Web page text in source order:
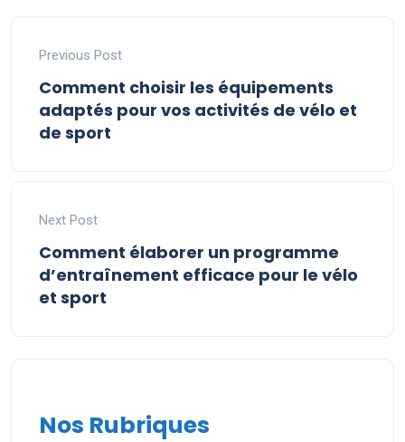
Previous Post
Comment choisir les équipements
adaptés pour vos activités de vélo et
de sport
Next Post
Comment élaborer un programme
d’entraînement efficace pour le vélo
et sport
Nos Rubriques